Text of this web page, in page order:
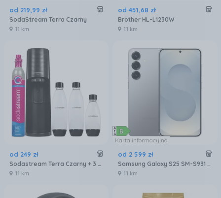
od 219,99 zł
SodaStream Terra Czarny
11 km
od 451,68 zł
Brother HL-L1230W
11 km
od 249 zł
Sodastream Terra Czarny + 3 Butelki 1012813481
11 km
Karta informacyjna
od 2 599 zł
Samsung Galaxy S25 SM-S931 12/128GB Srebrny
11 km